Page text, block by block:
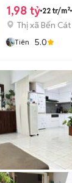
1,98 tỷ 22 tr/m²
Thị xã Bến Cát
Tiên 5.0